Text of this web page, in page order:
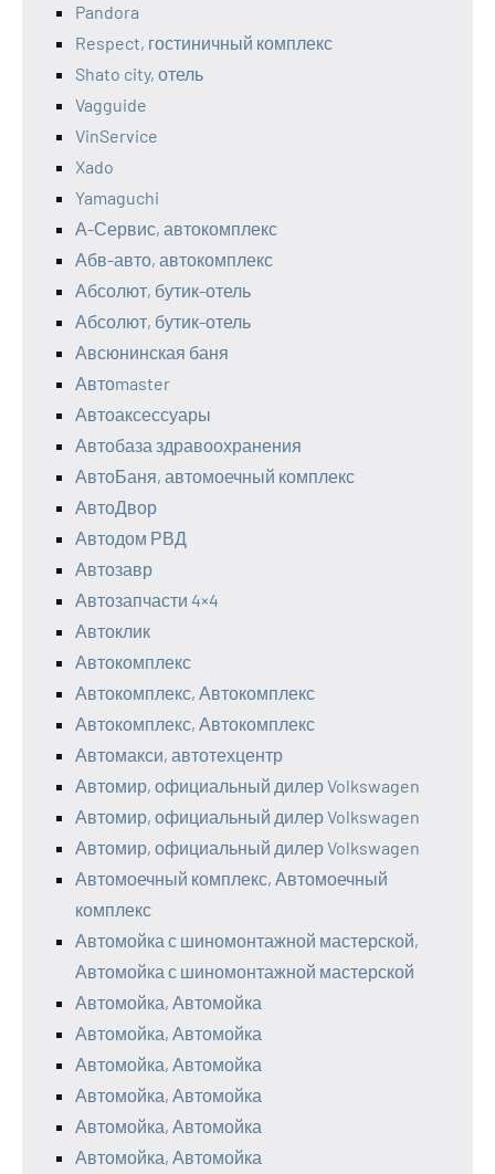
Pandora
Respect, гостиничный комплекс
Shato city, отель
Vagguide
VinService
Xado
Yamaguchi
А-Сервис, автокомплекс
Абв-авто, автокомплекс
Абсолют, бутик-отель
Абсолют, бутик-отель
Авсюнинская баня
Автоmaster
Автоаксессуары
Автобаза здравоохранения
АвтоБаня, автомоечный комплекс
АвтоДвор
Автодом РВД
Автозавр
Автозапчасти 4×4
Автоклик
Автокомплекс
Автокомплекс, Автокомплекс
Автокомплекс, Автокомплекс
Автомакси, автотехцентр
Автомир, официальный дилер Volkswagen
Автомир, официальный дилер Volkswagen
Автомир, официальный дилер Volkswagen
Автомоечный комплекс, Автомоечный
комплекс
Автомойка с шиномонтажной мастерской,
Автомойка с шиномонтажной мастерской
Автомойка, Автомойка
Автомойка, Автомойка
Автомойка, Автомойка
Автомойка, Автомойка
Автомойка, Автомойка
Автомойка, Автомойка